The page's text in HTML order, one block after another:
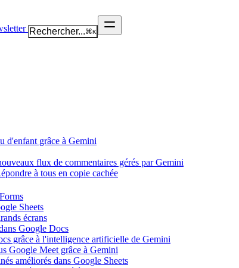
Rechercher...⌘K
d'enfant grâce à Gemini
flux de commentaires gérés par Gemini
à tous en copie cachée
Sheets
écrans
Google Docs
grâce à l'intelligence artificielle de Gemini
Google Meet grâce à Gemini
améliorés dans Google Sheets